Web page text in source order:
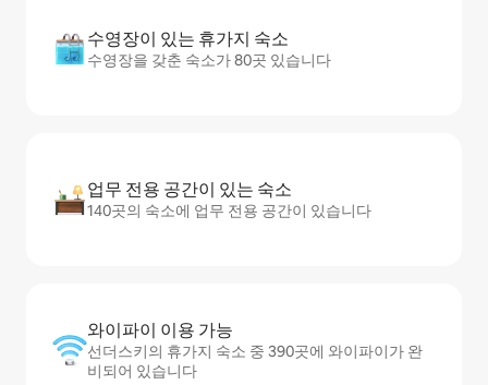
수영장이 있는 휴가지 숙소
수영장을 갖춘 숙소가 80곳 있습니다
업무 전용 공간이 있는 숙소
140곳의 숙소에 업무 전용 공간이 있습니다
와이파이 이용 가능
선더스키의 휴가지 숙소 중 390곳에 와이파이가 완
비되어 있습니다